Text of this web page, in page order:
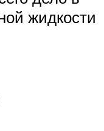
жидкости